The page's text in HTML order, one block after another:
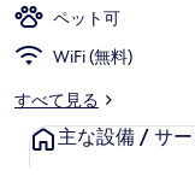
ャ
ラ
リ
に
好
件
の
ペット可
WiFi (無料)
すべて見る
主な設備 / サー